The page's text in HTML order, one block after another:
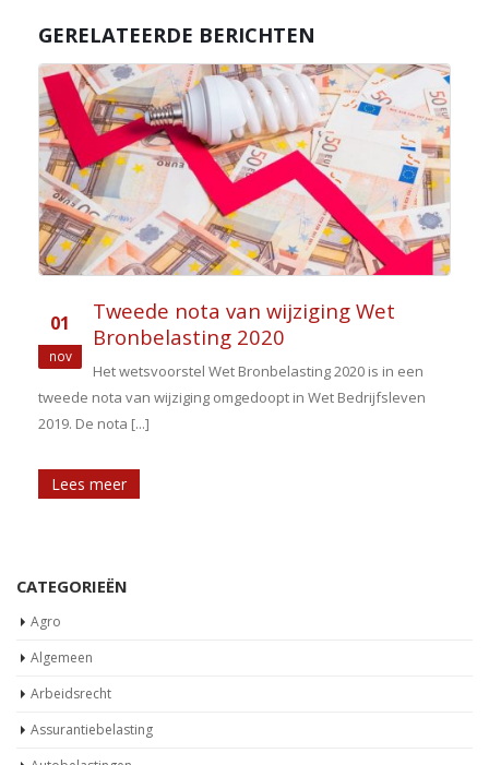
GERELATEERDE BERICHTEN
01
nov
Tweede nota van wijziging Wet
Bronbelasting 2020
Het wetsvoorstel Wet Bronbelasting 2020 is in een
tweede nota van wijziging omgedoopt in Wet Bedrijfsleven
2019. De nota [...]
Lees meer
CATEGORIEËN
Agro
Algemeen
Arbeidsrecht
Assurantiebelasting